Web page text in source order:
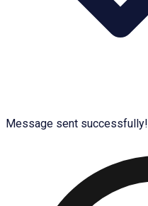
Message sent successfully!